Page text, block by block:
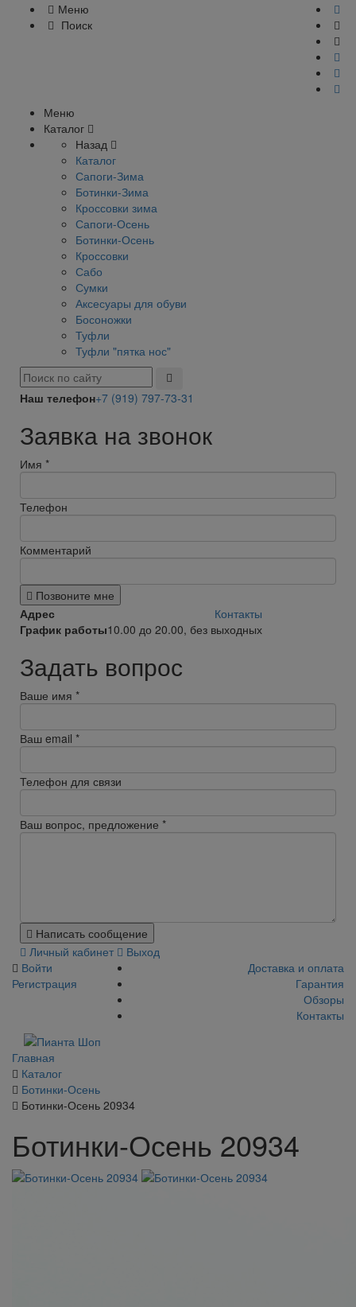
Меню
Поиск
Меню
Каталог
Назад
Каталог
Сапоги-Зима
Ботинки-Зима
Кроссовки зима
Сапоги-Осень
Ботинки-Осень
Кроссовки
Сабо
Сумки
Аксесуары для обуви
Босоножки
Туфли
Туфли "пятка нос"
Наш телефон+7 (919) 797-73-31
Заявка на звонок
Имя *
Телефон
Комментарий
Позвоните мне
Адрес
Контакты
График работы10.00 до 20.00, без выходных
Задать вопрос
Ваше имя *
Ваш email *
Телефон для связи
Ваш вопрос, предложение *
Написать сообщение
Личный кабинет
Выход
Войти
Регистрация
Доставка и оплата
Гарантия
Обзоры
Контакты
Главная
Каталог
Ботинки-Осень
Ботинки-Осень 20934
Ботинки-Осень 20934